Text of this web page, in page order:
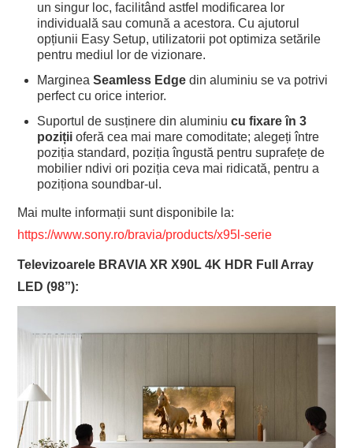
un singur loc, facilitând astfel modificarea lor
individuală sau comună a acestora. Cu ajutorul
opțiunii Easy Setup, utilizatorii pot optimiza setările
pentru mediul lor de vizionare.
Marginea Seamless Edgedin aluminiu se va potrivi
perfect cu orice interior.
Suportul de susținere din aluminiu cu fixare în 3
pozițiioferă cea mai mare comoditate; alegeți între
poziția standard, poziția îngustă pentru suprafețe de
mobilier ndivi ori poziția ceva mai ridicată, pentru a
poziționa soundbar-ul.
Mai multe informații sunt disponibile la:
https://www.sony.ro/bravia/products/x95l-serie
Televizoarele BRAVIA XR X90L 4K HDR Full Array
LED (98”):